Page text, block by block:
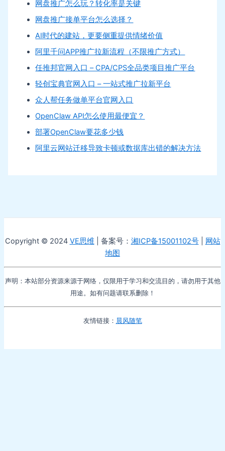
网盘推广怎么玩？转化率是关键
网盘推广接单平台怎么选择？
AI时代的建站，更要侧重提供情绪价值
阿里千问APP推广拉新流程（不限推广方式）
任推邦官网入口 – CPA/CPS全品类项目推广平台
轻创宝典官网入口 – 一站式推广拉新平台
众人帮任务做单平台官网入口
OpenClaw API怎么使用最便宜？
部署OpenClaw要花多少钱
阿里云网站迁移导致卡顿或数据库出错的解决方法
Copyright © 2024 VE思维 | 备案号： 湘ICP备15001102号| 网站
地图
声明：本站部分资源来源于网络，仅限用于学习和交流目的，请勿用于其他
用途。如有问题请联系删除！
友情链接： 晨风随笔